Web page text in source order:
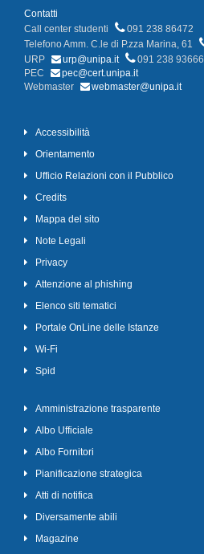
Contatti
Call center studenti
091 238 86472
Telefono Amm. C.le di P.zza Marina, 61
URP
urp@unipa.it
091 238 93666
PEC
pec@cert.unipa.it
Webmaster
webmaster@unipa.it
Accessibilità
Orientamento
Ufficio Relazioni con il Pubblico
Credits
Mappa del sito
Note Legali
Privacy
Attenzione al phishing
Elenco siti tematici
Portale OnLine delle Istanze
Wi-Fi
Spid
Amministrazione trasparente
Albo Ufficiale
Albo Fornitori
Pianificazione strategica
Atti di notifica
Diversamente abili
Magazine